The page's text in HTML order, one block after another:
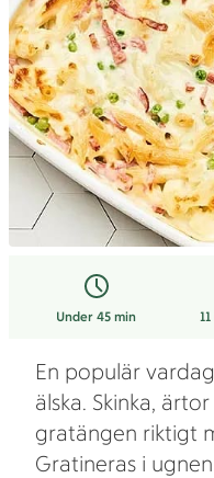
Under 45 min 11
En populär
älska. Skinka,
gratängen riktigt
Gratineras i